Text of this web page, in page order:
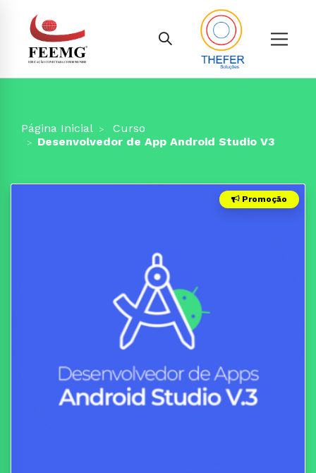
Página Inicial
Curso
Desenvolvedor de App Android Studio V3
Promoção